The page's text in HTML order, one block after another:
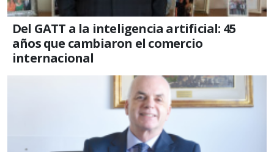
Del GATT a la inteligencia artificial: 45
años que cambiaron el comercio
internacional